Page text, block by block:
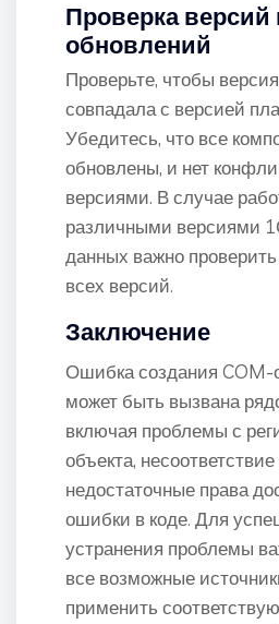
Проверка версий
обновлений
Проверьте, чтобы
совпадала с версией
Убедитесь, что все
обновлены, и нет
версиями. В случае
различными версиями
данных важно
всех версий.
Заключение
Ошибка создания COM-
может быть вызвана
включая проблемы с
объекта,
недостаточные права
ошибки в коде. Для
устранения проблемы
все возможные
применить